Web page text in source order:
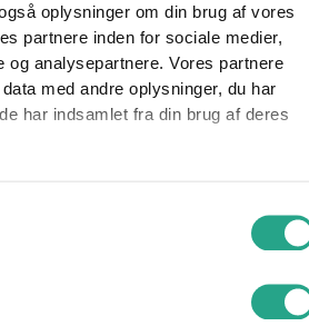
oplysninger om din brug af vores
partnere inden for sociale medier,
og analysepartnere. Vores partnere
med andre oplysninger, du har
har indsamlet fra din brug af deres
er der velcroåbninger, hvor du
autostolens seler igennem og
er crash testet og udstyret med en
% nylon og inderside af 100 %